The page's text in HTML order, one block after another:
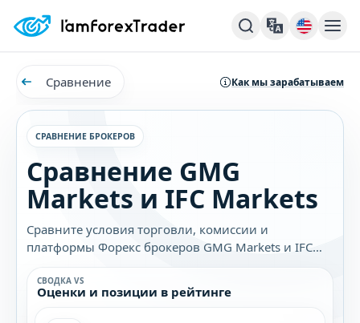
Сравнение Как мы зарабатываем
СРАВНЕНИЕ БРОКЕРОВ
Сравнение GMG
Markets и IFC Markets
Сравните условия торговли, комиссии и
платформы Форекс брокеров GMG Markets и IFC
Markets. Узнайте, какой брокер лучше подходит
именно вам.
СВОДКА VS
Оценки и позиции в рейтинге